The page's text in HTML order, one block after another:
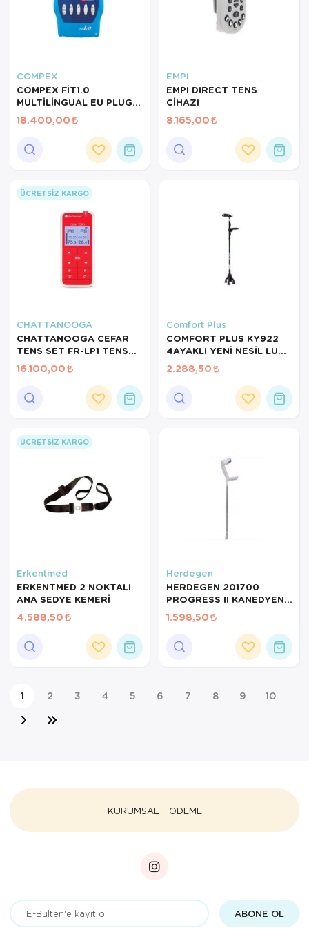
COMPEX
COMPEX FİT1.0
MULTİLİNGUAL EU PLUG
TENS CİHAZI
18.400,00
EMPI
EMPI DIRECT TENS
CİHAZI
8.165,00
ÜCRETSIZ KARGO
CHATTANOOGA
CHATTANOOGA CEFAR
TENS SET FR-LP1 TENS
CİHAZI
16.100,00
Comfort Plus
COMFORT PLUS KY922
4AYAKLI YENİ NESİL LUX
KATLANIR IŞIKLI BASTON
2.288,50
ÜCRETSIZ KARGO
Erkentmed
ERKENTMED 2 NOKTALI
ANA SEDYE KEMERİ
4.588,50
Herdegen
HERDEGEN 201700
PROGRESS II KANEDYEN
1ADET
1.598,50
1 2 3 4 5 6 7 8 9 10
KURUMSAL ÖDEME
ABONE OL